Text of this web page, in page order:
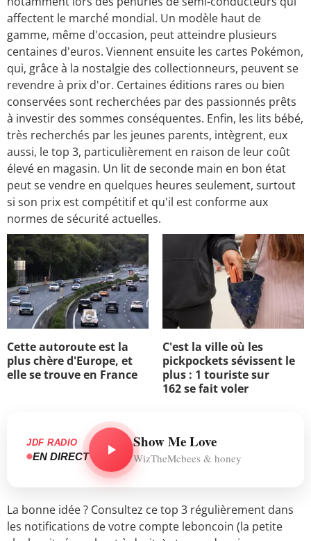
affectent le marché mondial. Un modèle haut de
gamme, même d'occasion, peut atteindre plusieurs
centaines d'euros. Viennent ensuite les cartes Pokémon,
qui, grâce à la nostalgie des collectionneurs, peuvent se
revendre à prix d'or. Certaines éditions rares ou bien
conservées sont recherchées par des passionnés prêts
à investir des sommes conséquentes. Enfin, les lits bébé,
très recherchés par les jeunes parents, intègrent, eux
aussi, le top 3, particulièrement en raison de leur coût
élevé en magasin. Un lit de seconde main en bon état
peut se vendre en quelques heures seulement, surtout
si son prix est compétitif et qu'il est conforme aux
normes de sécurité actuelles.
Cette autoroute est la
plus chère d'Europe, et
elle se trouve en France
C'est la ville où les
pickpockets sévissent le
plus : 1 touriste sur
162 se fait voler
JDF RADIO
EN DIRECT
Show Me Love
WizTheMcbees & honey
La bonne idée ? Consultez ce top 3 régulièrement dans
les notifications de votre compte leboncoin (la petite